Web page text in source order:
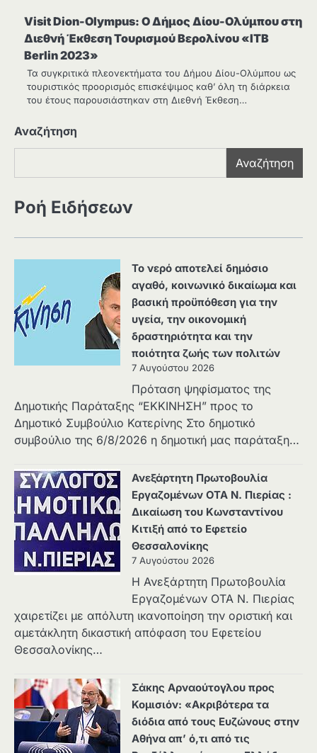
Visit Dion-Olympus: Ο Δήμος Δίου-Ολύμπου στη
Διεθνή Έκθεση Τουρισμού Βερολίνου «ITB
Berlin 2023»
Τα συγκριτικά πλεονεκτήματα του Δήμου Δίου-Ολύμπου ως
τουριστικός προορισμός επισκέψιμος καθ’ όλη τη διάρκεια
του έτους παρουσιάστηκαν στη Διεθνή Έκθεση…
Αναζήτηση
Αναζήτηση
Ροή Ειδήσεων
Το νερό αποτελεί δημόσιο
αγαθό, κοινωνικό δικαίωμα και
βασική προϋπόθεση για την
υγεία, την οικονομική
δραστηριότητα και την
ποιότητα ζωής των πολιτών
7 Αυγούστου 2026
Πρόταση ψηφίσματος της
Δημοτικής Παράταξης “ΕΚΚΙΝΗΣΗ” προς το
Δημοτικό Συμβούλιο Κατερίνης Στο δημοτικό
συμβούλιο της 6/8/2026 η δημοτική μας παράταξη…
Ανεξάρτητη Πρωτοβουλία
Εργαζομένων ΟΤΑ Ν. Πιερίας :
Δικαίωση του Κωνσταντίνου
Κιτιξή από το Εφετείο
Θεσσαλονίκης
7 Αυγούστου 2026
Η Ανεξάρτητη Πρωτοβουλία
Εργαζομένων ΟΤΑ Ν. Πιερίας
χαιρετίζει με απόλυτη ικανοποίηση την οριστική και
αμετάκλητη δικαστική απόφαση του Εφετείου
Θεσσαλονίκης…
Σάκης Αρναούτογλου προς
Κομισιόν: «Ακριβότερα τα
διόδια από τους Ευζώνους στην
Αθήνα απ’ ό,τι από τις